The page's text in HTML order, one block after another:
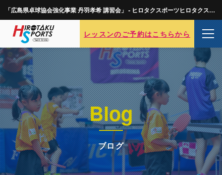
「広島県卓球協会強化事業 丹羽孝希 講習会」 - ヒロタクスポーツヒロタクスポーツ
レッスンのご予約はこちらから
Blog
ブログ